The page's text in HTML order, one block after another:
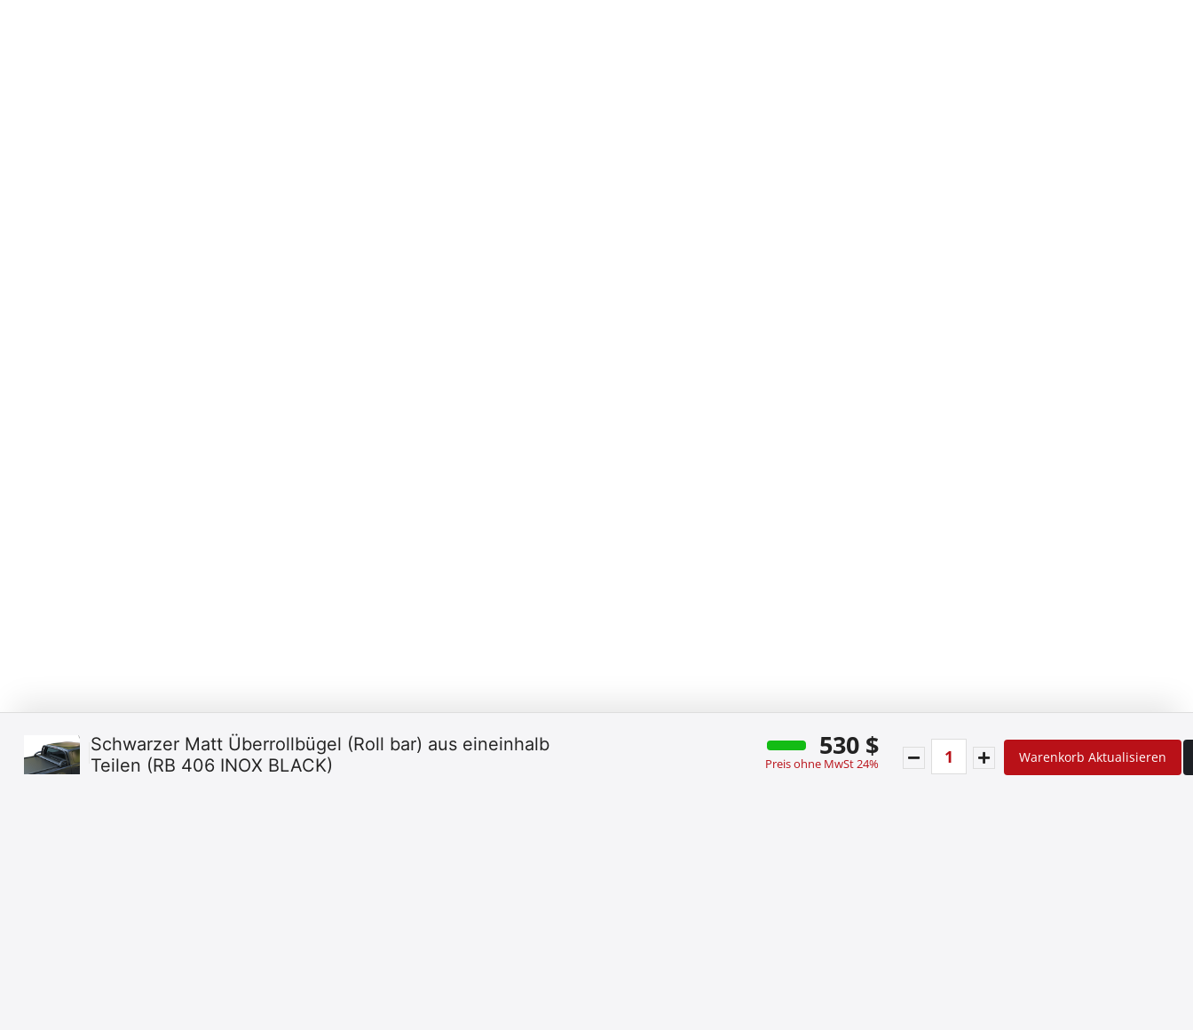
Schwarzer Matt Überrollbügel (Roll bar) aus eineinhalb
Teilen (RB 406 INOX BLACK)
530 $
Preis ohne MwSt 24% Warenkorb Aktualisieren